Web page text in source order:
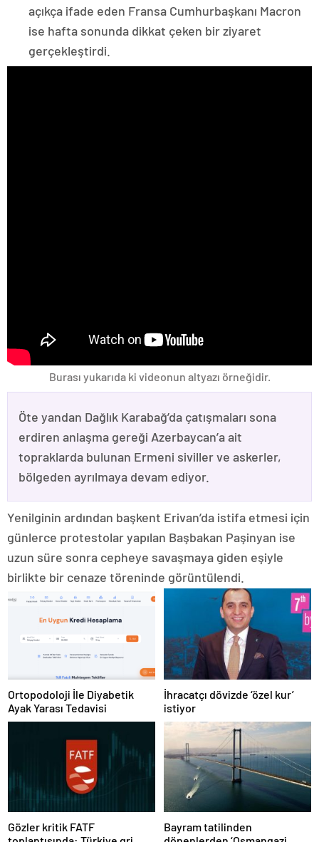
açıkça ifade eden Fransa Cumhurbaşkanı Macron
ise hafta sonunda dikkat çeken bir ziyaret
gerçekleştirdi.
Burası yukarıda ki videonun altyazı örneğidir.
Öte yandan Dağlık Karabağ’da çatışmaları sona
erdiren anlaşma gereği Azerbaycan’a ait
topraklarda bulunan Ermeni siviller ve askerler,
bölgeden ayrılmaya devam ediyor.
Yenilginin ardından başkent Erivan’da istifa etmesi için
günlerce protestolar yapılan Başbakan Paşinyan ise
uzun süre sonra cepheye savaşmaya giden eşiyle
birlikte bir cenaze töreninde görüntülendi.
Ortopodoloji İle Diyabetik
Ayak Yarası Tedavisi
İhracatçı dövizde ‘özel kur’
istiyor
Gözler kritik FATF
Bayram tatilinden